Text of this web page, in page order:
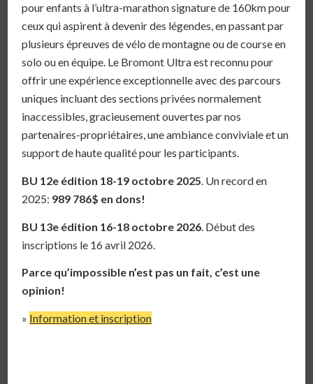
pour enfants à l’ultra-marathon signature de 160km pour
ceux qui aspirent à devenir des légendes, en passant par
plusieurs épreuves de vélo de montagne ou de course en
solo ou en équipe. Le Bromont Ultra est reconnu pour
offrir une expérience exceptionnelle avec des parcours
uniques incluant des sections privées normalement
inaccessibles, gracieusement ouvertes par nos
partenaires-propriétaires, une ambiance conviviale et un
support de haute qualité pour les participants.
BU 12e édition 18-19 octobre 2025. Un record en
2025: 989 786$ en dons!
BU 13e édition 16-18 octobre 2026 . Début des
inscriptions le 16 avril 2026.
Parce qu’impossible n’est pas un fait, c’est une
opinion!
» Information et inscription